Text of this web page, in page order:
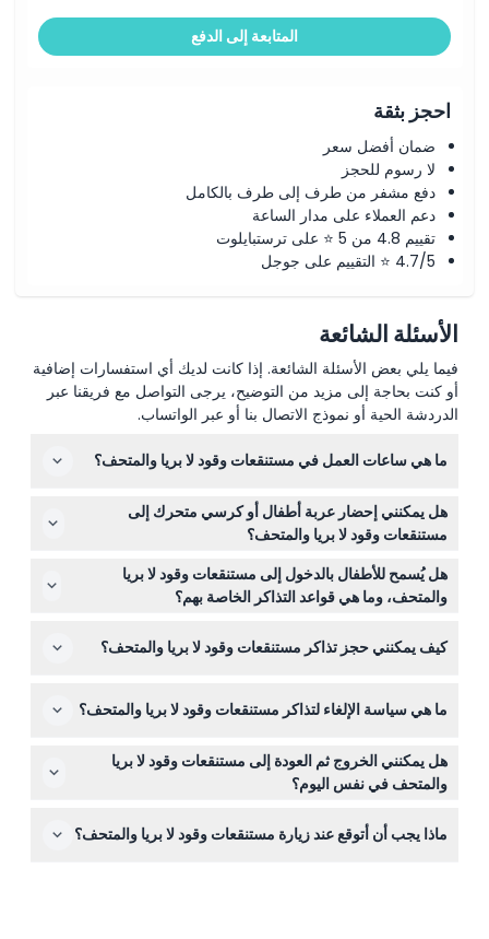
المتابعة إلى الدفع
احجز بثقة
ضمان أفضل سعر
لا رسوم للحجز
دفع مشفر من طرف إلى طرف بالكامل
دعم العملاء على مدار الساعة
تقييم 4.8 من 5 ⭐ على ترستبايلوت
4.7/5 ⭐ التقييم على جوجل
الأسئلة الشائعة
فيما يلي بعض الأسئلة الشائعة. إذا كانت لديك أي استفسارات إضافية
أو كنت بحاجة إلى مزيد من التوضيح، يرجى التواصل مع فريقنا عبر
الدردشة الحية أو نموذج الاتصال بنا أو عبر الواتساب.
ما هي ساعات العمل في مستنقعات وقود لا بريا والمتحف؟
باستثناء إغلاقه في أول ثلاثاء من كل شهر وفي العطلات
الرئيسية مثل يوم الاستقلال، عيد الشكر، عيد الميلاد، ويوم رأس
السنة. والمنتزه نفسه مفتوح يوميًا من الساعة 6:00 صباحًا حتى
10:00 مساءً (قد تتغير الأوقات — يرجى التأكد عند الحجز).
هل يمكنني إحضار عربة أطفال أو كرسي متحرك إلى
مستنقعات وقود لا بريا والمتحف؟
نعم، المتحف والمنتزه كلاهما مهيأ لاستخدام عربات الأطفال
والكراسي المتحركة، مما يسهل على الزوار من جميع مستويات
الحركة الاستمتاع بالمعروضات.
هل يُسمح للأطفال بالدخول إلى مستنقعات وقود لا بريا
والمتحف، وما هي قواعد التذاكر الخاصة بهم؟
الحجز وفقًا لذلك.
كيف يمكنني حجز تذاكر مستنقعات وقود لا بريا والمتحف؟
فقط اختر التاريخ والوقت المفضلين للتحقق من التوافر وضمان
ما هي سياسة الإلغاء لتذاكر مستنقعات وقود لا بريا والمتحف؟
التذاكر غير قابلة للاسترداد ولا يمكن إلغاؤها، لذا تأكد من تثبيت
تاريخ ووقت زيارتك عند الحجز.
هل يمكنني الخروج ثم العودة إلى مستنقعات وقود لا بريا
والمتحف في نفس اليوم؟
بعناية للاستمتاع بكل شيء دفعة واحدة.
ماذا يجب أن أتوقع عند زيارة مستنقعات وقود لا بريا والمتحف؟